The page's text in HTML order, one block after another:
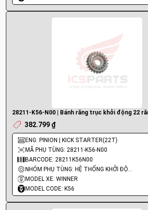
28211-K56-N00 | Bánh răng trục khởi động 22
382.799 ₫
ENG: PINION | KICK STARTER(22T)
MÃ PHỤ TÙNG: 28211-K56-N00
BARCODE: 28211K56N00
NHÓM PHỤ TÙNG: HỆ THỐNG KHỞI ĐỘNG - ĐỀ
MODEL XE: WINNER
MODEL CODE: K56